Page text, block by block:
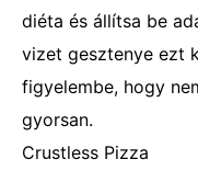
diéta és állítsa be
vizet gesztenye ezt
figyelembe, hogy
gyorsan.
Crustless Pizza